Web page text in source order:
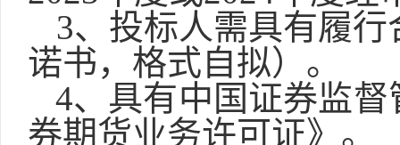
3、投标人需具有履
诺书，格式自拟）。
4、具有中国证券监
券期货业务许可证》。